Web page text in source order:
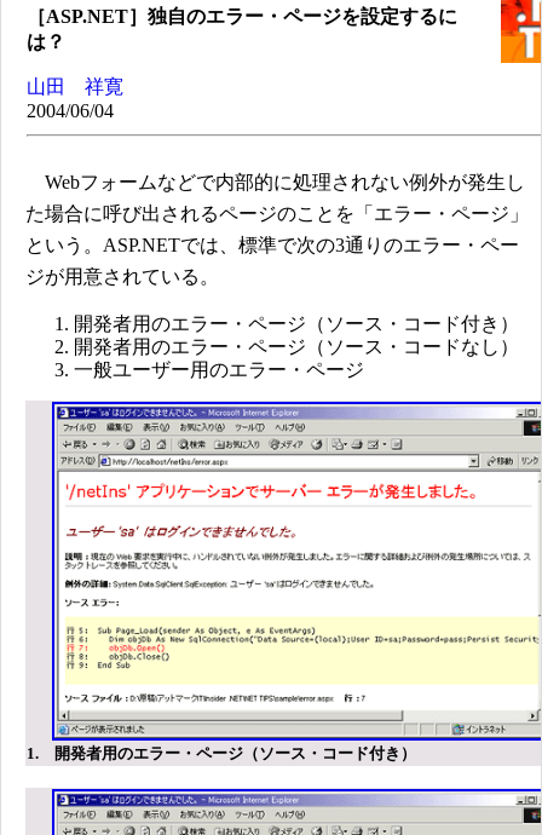
［ASP.NET］独自のエラー・ページを設定するに
は？
山田 祥寛
2004/06/04
Webフォームなどで内部的に処理されない例外が発生し
た場合に呼び出されるページのことを「エラー・ページ」
という。ASP.NETでは、標準で次の3通りのエラー・ペー
ジが用意されている。
開発者用のエラー・ページ（ソース・コード付き）
開発者用のエラー・ページ（ソース・コードなし）
一般ユーザー用のエラー・ページ
1. 開発者用のエラー・ページ（ソース・コード付き）